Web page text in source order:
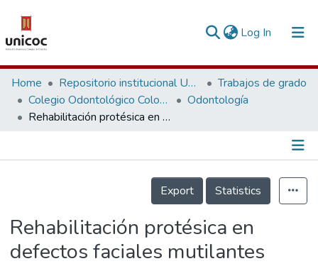
Log In (current)
Communities & Collections
Research Outputs
People
Home Repositorio institucional Unicoc, RI-unicoc
Trabajos de grado
Colegio Odontológico Colombiano
Odontología
Rehabilitación protésica en defectos faciales mutilantes
Información de la Publicación
Export
Statistics
Rehabilitación protésica en
defectos faciales mutilantes